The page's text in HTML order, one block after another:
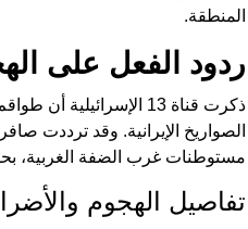
المنطقة.
ردود الفعل على
ذكرت قناة 13
الصواريخ الإيرانية. وقد ترددت
مستوطنات غرب الضفة الغربية،
تفاصيل الهجوم